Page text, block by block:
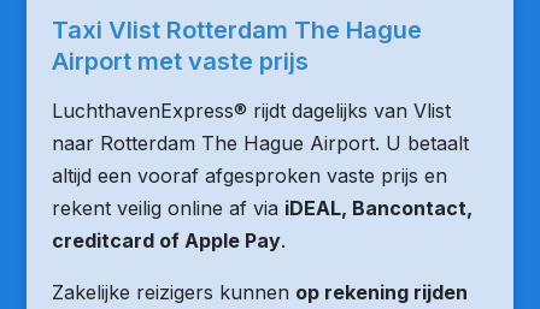
Taxi Vlist Rotterdam The Hague
Airport met vaste prijs
LuchthavenExpress® rijdt dagelijks van Vlist
naar Rotterdam The Hague Airport. U betaalt
altijd een vooraf afgesproken vaste prijs en
rekent veilig online af via iDEAL, Bancontact,
creditcard of Apple Pay.
Zakelijke reizigers kunnen op rekening rijden